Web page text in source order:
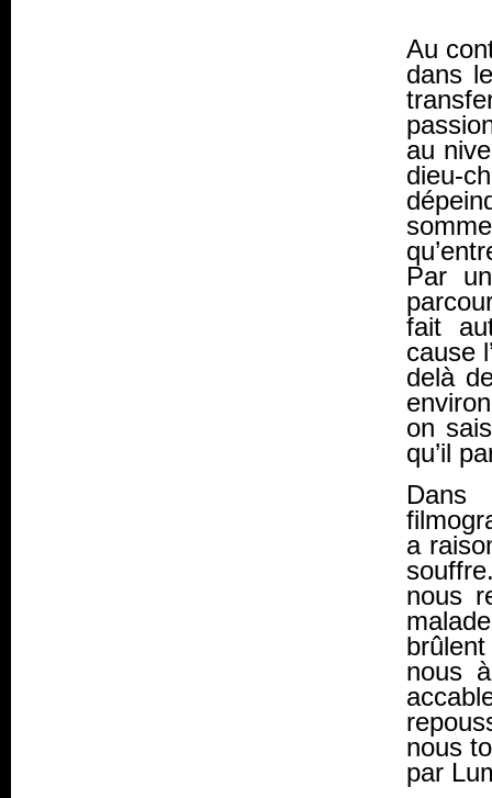
Au
dans
au
dieu-
Par
fait
cause
delà
on
qu’il
a
nous
nous
nous
par